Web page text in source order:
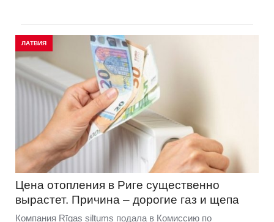
ЛАТВИЯ
Цена отопления в Риге существенно
вырастет. Причина – дорогие газ и щепа
Компания Rīgas siltums подала в Комиссию по